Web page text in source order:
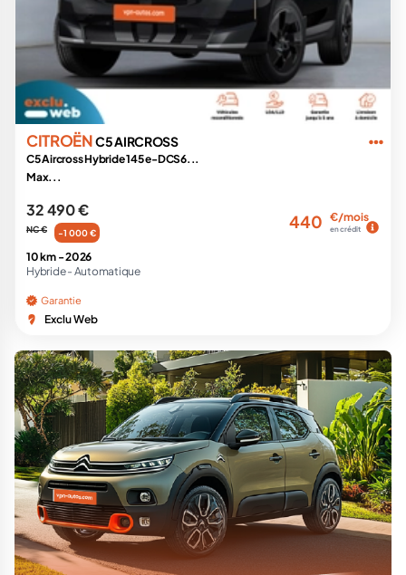
CITROËNC5 AIRCROSS
C5 Aircross Hybride 145 e-DCS6...
Max...
32 490 €
NC € -1 000 €
440 €/mois
en crédit
10 km -2026
Hybride - Automatique
Garantie
Exclu Web